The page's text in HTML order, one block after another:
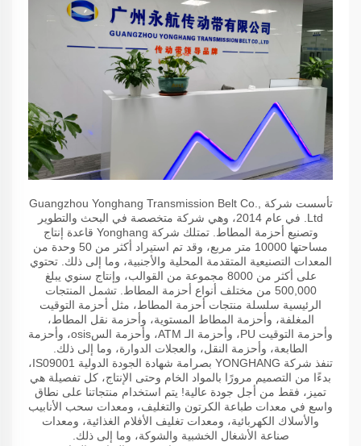
تأسست شركة Guangzhou Yonghang Transmission Belt Co.,
Ltd. في عام 2014، وهي شركة متخصصة في البحث والتطوير
وتصنيع أحزمة المطاط. تمتلك شركة Yonghang قاعدة إنتاج
مساحتها 10000 متر مربع، وقد تم استيراد أكثر من 50 وحدة من
المعدات التصنيعية المتقدمة المحلية والأجنبية، وما إلى ذلك. تحتوي
على أكثر من 8000 مجموعة من القوالب، وإنتاج سنوي يبلغ
500,000 من مختلف أنواع أحزمة المطاط. تشمل المنتجات
الرئيسية سلسلة منتجات أحزمة المطاط، مثل أحزمة التوقيت
المغلفة، وأحزمة المطاط المستوية، وأحزمة نقل المطاط،
وأحزمة التوقيت PU، وأحزمة الـ ATM، وأحزمة السosis، وأحزمة
الطابعة، وأحزمة النقل، والعجلات الدوارة، وما إلى ذلك.
تنفذ شركة YONGHANG بصرامة شهادة الجودة الدولية IS09001،
بدءًا من التصميم مرورًا بالمواد الخام وحتى الإنتاج، كل تفصيلة هي
تميز، فقط من أجل جودة عالية! يتم استخدام منتجاتنا على نطاق
واسع في معدات طباعة الكرتون والتغليف، ومعدات سحب الأنابيب
والأسلاك الكهربائية، ومعدات تغليف الأفلام الغذائية، ومعدات
صناعة الأشغال الخشبية والشوكة، وما إلى ذلك.